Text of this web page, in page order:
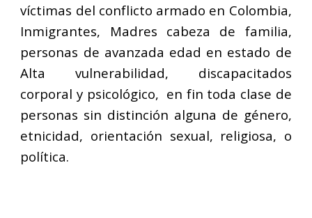
víctimas del conflicto armado en Colombia,
Inmigrantes, Madres cabeza de familia,
personas de avanzada edad en estado de
Alta vulnerabilidad, discapacitados
corporal y psicológico, en fin toda clase de
personas sin distinción alguna de género,
etnicidad, orientación sexual, religiosa, o
política.